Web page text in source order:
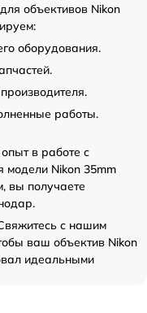
объективов Nikon
оборудования.
работы.
в работе с
модели Nikon 35mm
вы получаете
с нашим
ваш объектив Nikon
идеальными